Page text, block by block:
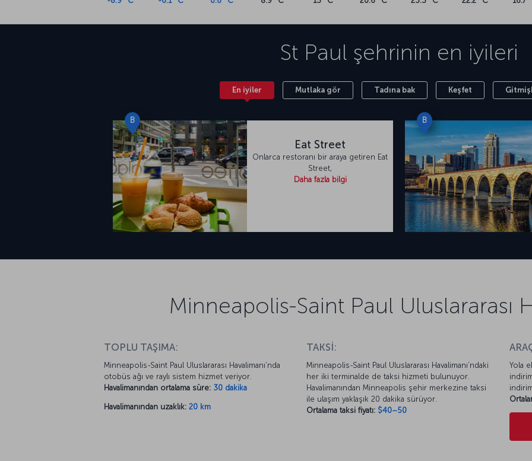
St Paul şehrinin en iyileri
En iyiler Mutlaka gör Tadına bak Keşfet
B
Eat Street
Onlarca restoranı bir araya getiren Eat
Street,
Daha fazla bilgi
B
Minneapolis-Saint Paul Uluslararası
TOPLU TAŞIMA:
Minneapolis-Saint Paul Uluslararası Havalimanı’nda
otobüs ağı ve raylı sistem hizmet veriyor.
Havalimanından ortalama süre: 30 dakika
Havalimanından uzaklık: 20 km
TAKSİ:
Minneapolis-Saint Paul Uluslararası Havalimanı’ndaki
her iki terminalde de taksi hizmeti bulunuyor.
Havalimanından Minneapolis şehir merkezine taksi
ile ulaşım yaklaşık 20 dakika sürüyor.
Ortalama taksi fiyatı: $40–50
Yola